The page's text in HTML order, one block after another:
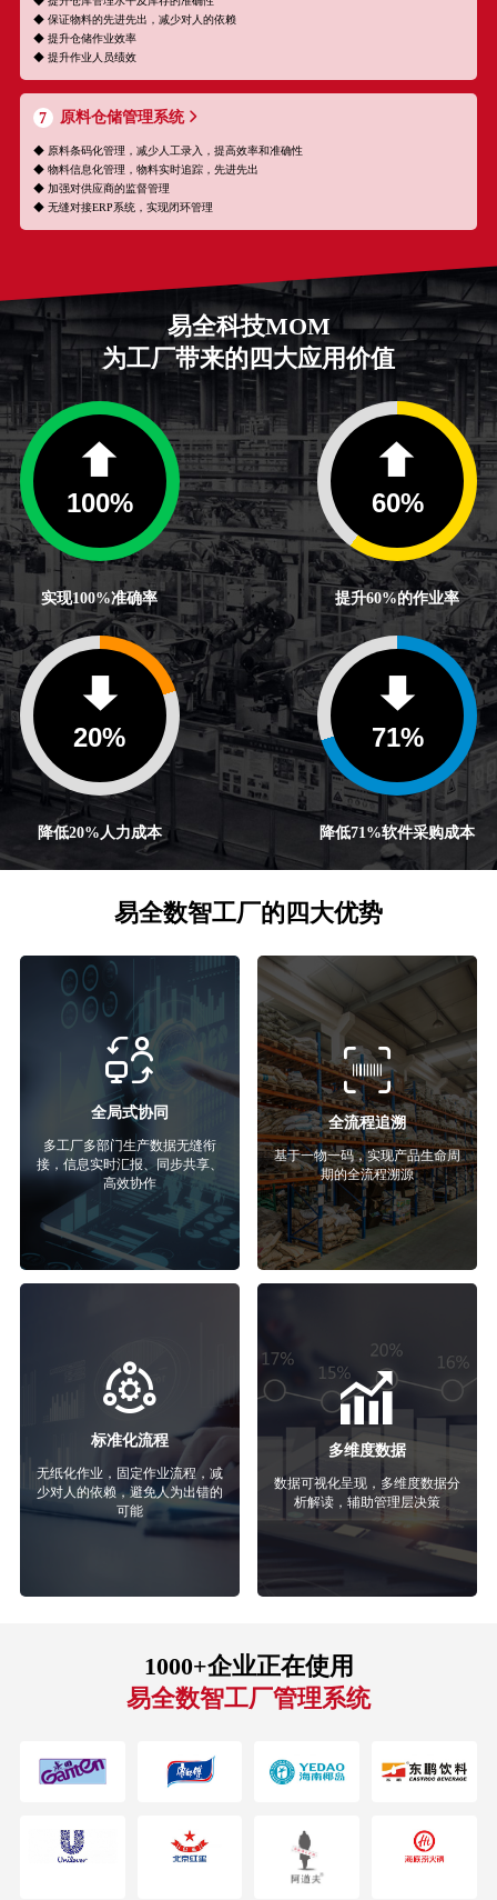
◆ 保证物料的先进先出，减少对人的依赖
◆ 提升仓储作业效率
◆ 提升作业人员绩效
7 原料仓储管理系统
◆ 原料条码化管理，减少人工录入，提高效率和准确性
◆ 物料信息化管理，物料实时追踪，先进先出
◆ 加强对供应商的监督管理
◆ 无缝对接ERP系统，实现闭环管理
易全科技MOM
为工厂带来的四大应用价值
100%
实现100%准确率
60%
提升60%的作业率
20%
降低20%人力成本
71%
降低71%软件采购成本
易全数智工厂的四大优势
全局式协同
多工厂多部门生产数据无缝衔
接，信息实时汇报、同步共享、
高效协作
全流程追溯
基于一物一码，实现产品生命周
期的全流程溯源
标准化流程
无纸化作业，固定作业流程，减
少对人的依赖，避免人为出错的
可能
多维度数据
数据可视化呈现，多维度数据分
析解读，辅助管理层决策
1000+企业正在使用
易全数智工厂管理系统